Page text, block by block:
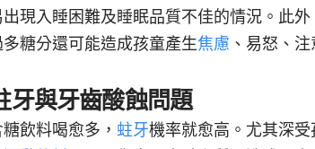
現入睡困難及睡眠品質不佳的情況。此
糖分還可能造成孩童產生焦慮 、易怒、 注
牙與牙齒酸蝕問題
飲料喝愈多， 蛀牙機率就愈高。尤其深